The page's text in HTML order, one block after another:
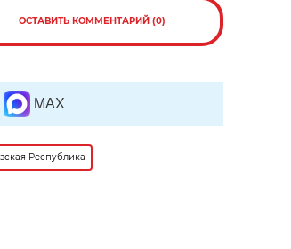
ОСТАВИТЬ КОММЕНТАРИЙ (0)
MAX
Республика